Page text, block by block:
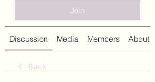
Join
Discussion Media Members About
Back